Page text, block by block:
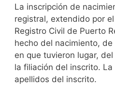
La inscripción de
registral, extendido por
Registro Civil de Puerto
hecho del nacimiento,
en que tuvieron lugar,
la filiación del inscrito.
apellidos del inscrito.